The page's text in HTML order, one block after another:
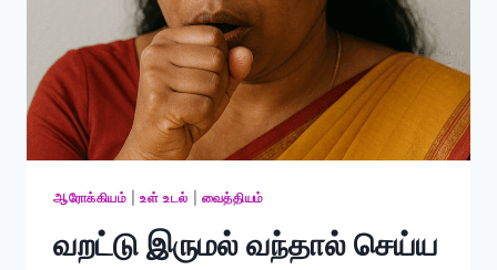
ஆரோக்கியம் |உள் உடல் வைத்தியம்
வறட்டு இருமல் வந்தால் செய்ய